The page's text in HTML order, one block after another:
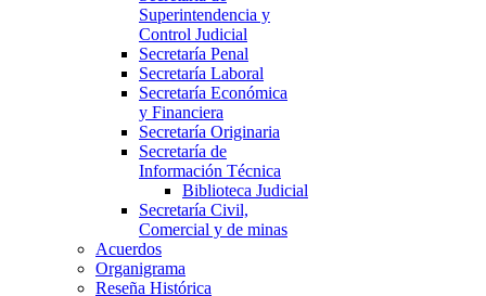
Superintendencia y
Control Judicial
Secretaría Penal
Secretaría Laboral
Secretaría Económica
y Financiera
Secretaría Originaria
Secretaría de
Información Técnica
Biblioteca Judicial
Secretaría Civil,
Comercial y de minas
Acuerdos
Organigrama
Reseña Histórica